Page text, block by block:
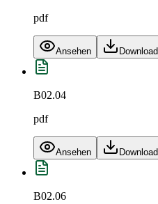
pdf
Ansehen Download
B02.04
pdf
Ansehen Download
B02.06